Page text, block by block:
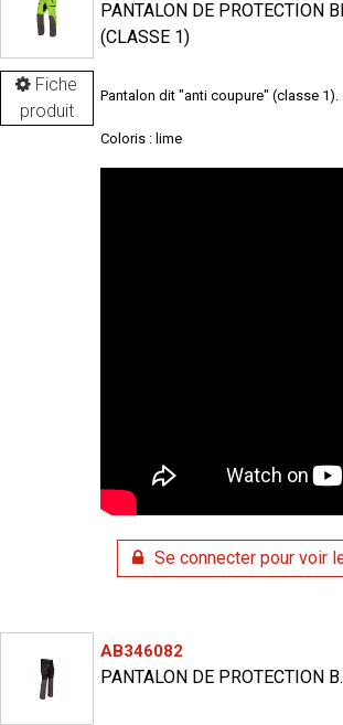
Fiche
produit
PANTALON DE PROTECTION
(CLASSE 1)
Pantalon dit "anti coupure" (classe 1).
Coloris : lime
Se connecter pour voir
AB346082
PANTALON DE PROTECTION